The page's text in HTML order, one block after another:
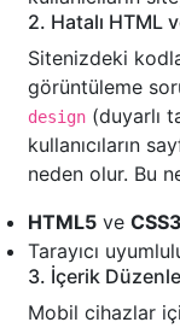
2. Hatalı HTML
Sitenizdeki
görüntüleme
design (duyarlı
kullanıcıların
neden olur. Bu
HTML5 ve CSS3
Tarayıcı
3. İçerik
Mobil cihazlar